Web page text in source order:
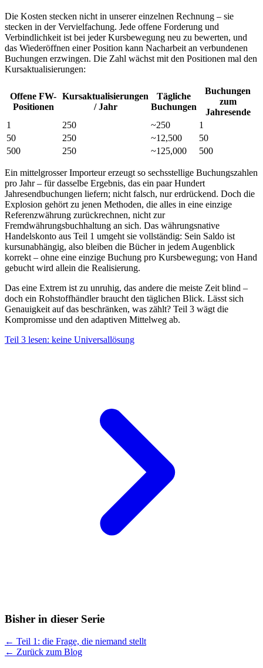
Die Kosten stecken nicht in unserer einzelnen Rechnung – sie
stecken in der Vervielfachung. Jede offene Forderung und
Verbindlichkeit ist bei jeder Kursbewegung neu zu bewerten, und
das Wiederöffnen einer Position kann Nacharbeit an verbundenen
Buchungen erzwingen. Die Zahl wächst mit den Positionen mal den
Kursaktualisierungen:
Offene FW-
Positionen
Kursaktualisierungen
/ Jahr
Tägliche
Buchungen
Buchungen
zum
Jahresende
1
250 ~250
1
50
250 ~12,500
50
500
250 ~125,000 500
Ein mittelgrosser Importeur erzeugt so sechsstellige Buchungszahlen
pro Jahr – für dasselbe Ergebnis, das ein paar Hundert
Jahresendbuchungen liefern; nicht falsch, nur erdrückend. Doch die
Explosion gehört zu jenen Methoden, die alles in eine einzige
Referenzwährung zurückrechnen, nicht zur
Fremdwährungsbuchhaltung an sich. Das währungsnative
Handelskonto aus Teil 1 umgeht sie vollständig: Sein Saldo ist
kursunabhängig, also bleiben die Bücher in jedem Augenblick
korrekt – ohne eine einzige Buchung pro Kursbewegung; von Hand
gebucht wird allein die Realisierung.
Das eine Extrem ist zu unruhig, das andere die meiste Zeit blind –
doch ein Rohstoffhändler braucht den täglichen Blick. Lässt sich
Genauigkeit auf das beschränken, was zählt? Teil 3 wägt die
Kompromisse und den adaptiven Mittelweg ab.
Teil 3 lesen: keine Universallösung
Bisher in dieser Serie
← Teil 1: die Frage, die niemand stellt
← Zurück zum Blog